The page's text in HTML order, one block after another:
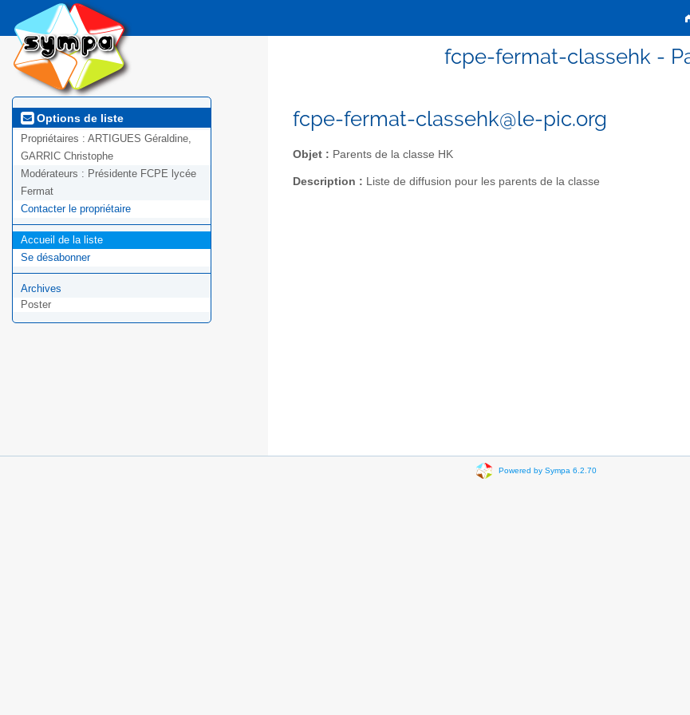
fcpe-fermat-classehk -
Options de liste
Propriétaires : ARTIGUES Géraldine,
GARRIC Christophe
Modérateurs : Présidente FCPE lycée
Fermat
Contacter le propriétaire
Accueil de la liste
Se désabonner
Archives
Poster
fcpe-fermat-classehk@le-pic.org
Objet : Parents de la classe HK
Description : Liste de diffusion pour les parents de la classe
Powered by Sympa 6.2.70